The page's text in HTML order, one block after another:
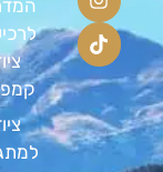
המדריך
לרכישת
ציוד
קמפינג
ציוד
למתגייס